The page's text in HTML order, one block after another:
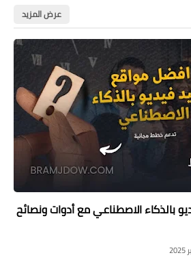
شروحات تقنية
برامج كمبيوتر 2025
برامج اندرويد
واتساب بلس
عرض المزيد
بالذكاء الاصطناعي مع أدوات ونصائح